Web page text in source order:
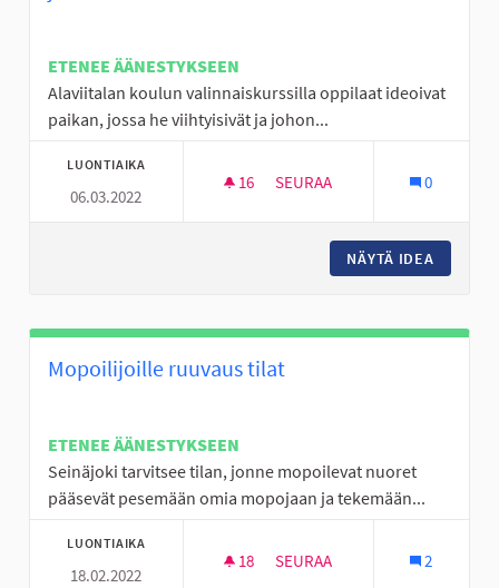
ETENEE ÄÄNESTYKSEEN
Alaviitalan koulun valinnaiskurssilla oppilaat ideoivat
paikan, jossa he viihtyisivät ja johon...
LUONTIAIKA
06.03.2022
16 16 SEURAAJAA
SEURAA 0
NÄYTÄ IDEA
Mopoilijoille ruuvaus tilat
ETENEE ÄÄNESTYKSEEN
Seinäjoki tarvitsee tilan, jonne mopoilevat nuoret
pääsevät pesemään omia mopojaan ja tekemään...
LUONTIAIKA
18.02.2022
18 18 SEURAAJAA
SEURAA 2